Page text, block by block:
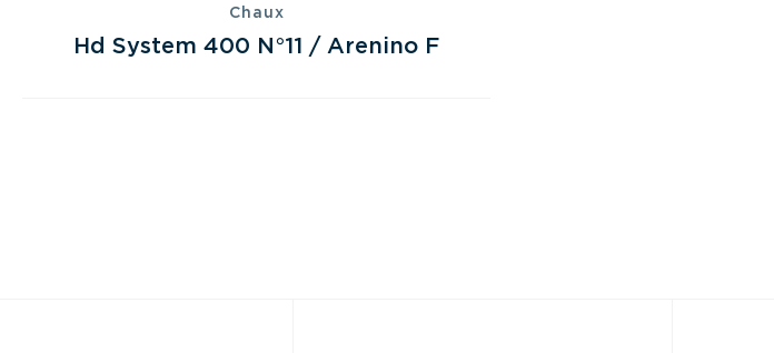
Chaux
Hd System 400 N°11 / Arenino F